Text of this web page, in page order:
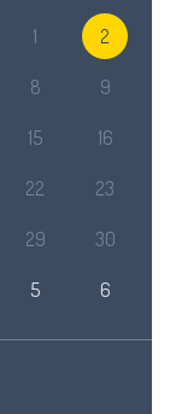
1 2
8 9
15 16
22 23
29 30
5 6